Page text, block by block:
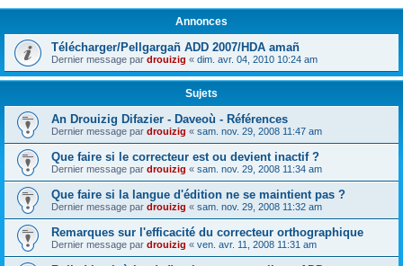
e
r
Annonces
Télécharger/Pellgargañ ADD 2007/HDA amañ
Dernier message par drouizig « dim. avr. 04, 2010 10:24 am
Sujets
An Drouizig Difazier - Daveoù - Références
Dernier message par drouizig « sam. nov. 29, 2008 11:47 am
Que faire si le correcteur est ou devient inactif ?
Dernier message par drouizig « sam. nov. 29, 2008 11:34 am
Que faire si la langue d'édition ne se maintient pas ?
Dernier message par drouizig « sam. nov. 29, 2008 11:32 am
Remarques sur l'efficacité du correcteur orthographique
Dernier message par drouizig « ven. avr. 11, 2008 11:31 am